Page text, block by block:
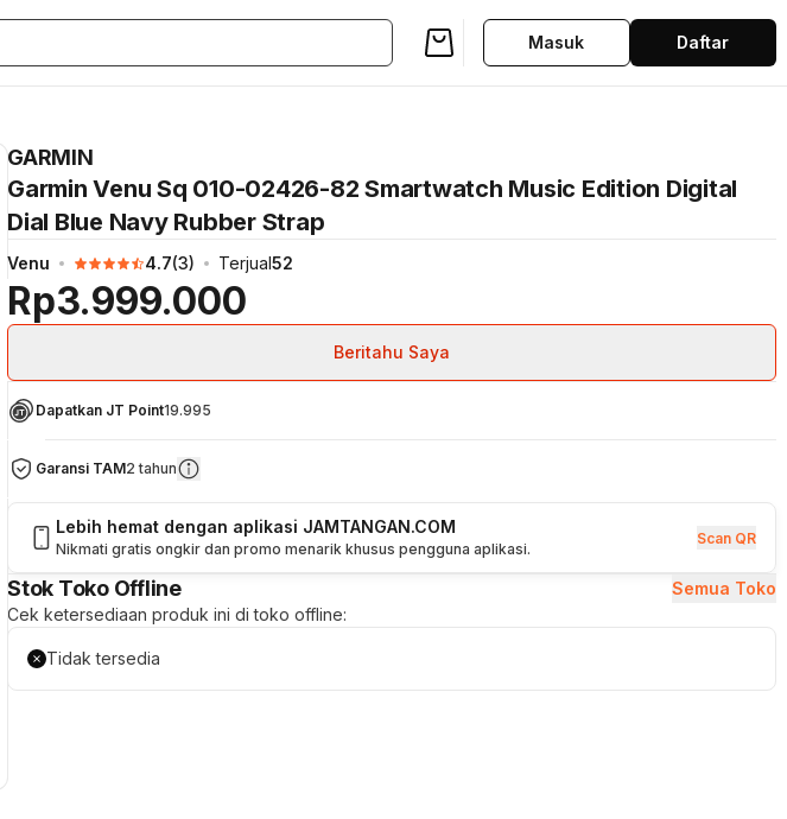
Masuk Daftar
GARMIN
Garmin Venu Sq 010-02426-82 Smartwatch Music Edition Digital
Dial Blue Navy Rubber Strap
Venu 4.7(3) Terjual52
Rp3.999.000
Beritahu Saya
Dapatkan JT Point19.995
Garansi TAM2 tahun
Lebih hemat dengan aplikasi JAMTANGAN.COM
Nikmati gratis ongkir dan promo menarik khusus pengguna aplikasi.
Scan QR
Stok Toko Offline
Semua Toko
Cek ketersediaan produk ini di toko offline:
Tidak tersedia